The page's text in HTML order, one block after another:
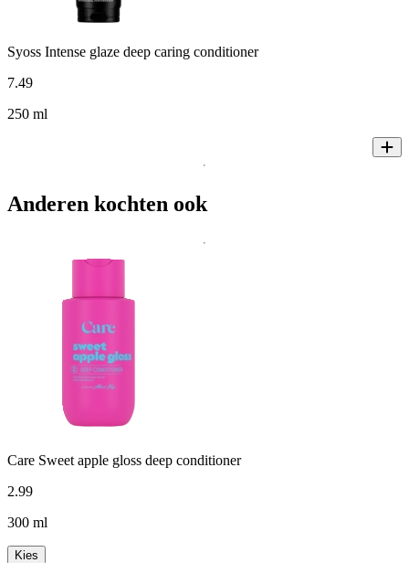
Syoss Intense glaze deep caring conditioner
7.49
250 ml
Anderen kochten ook
Care Sweet apple gloss deep conditioner
2.99
300 ml
Kies